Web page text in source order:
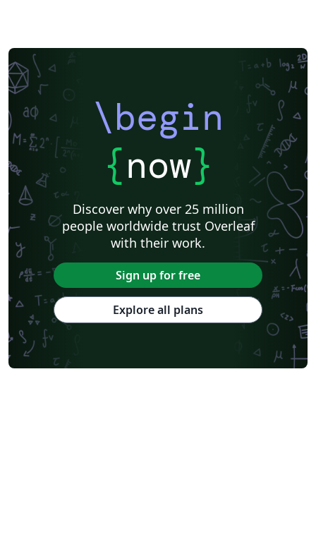
\begin
{now}
Discover why over 25 million
people worldwide trust Overleaf
with their work.
Sign up for free
Explore all plans